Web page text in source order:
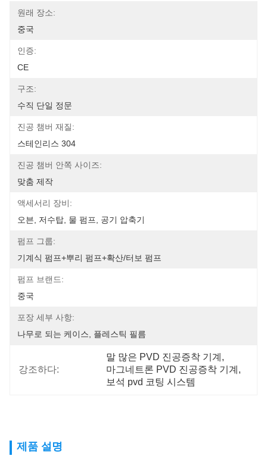
원래 장소:
중국
인증:
CE
구조:
수직 단일 정문
진공 챔버 재질:
스테인리스 304
진공 챔버 안쪽 사이즈:
맞춤 제작
액세서리 장비:
오븐, 저수탑, 물 펌프, 공기 압축기
펌프 그룹:
기계식 펌프+뿌리 펌프+확산/터보 펌프
펌프 브랜드:
중국
포장 세부 사항:
나무로 되는 케이스, 플레스틱 필름
강조하다:
말 많은 PVD 진공증착 기계 ,
마그네트론 PVD 진공증착 기계 ,
보석 pvd 코팅 시스템
제품 설명